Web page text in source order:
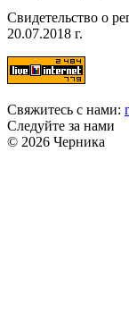
Свидетельство о
20.07.2018 г.
Свяжитесь с нами:
Следуйте за нами
© 2026 Черника